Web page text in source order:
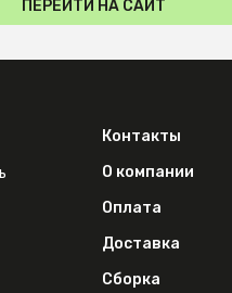
ПЕРЕЙТИ НА САЙТ
Контакты
О компании
Оплата
Доставка
Сборка